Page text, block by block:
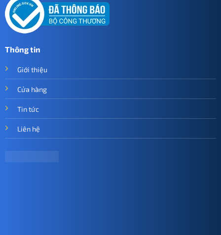
Thông tin
Giới thiệu
Cửa hàng
Tin tức
Liên hệ